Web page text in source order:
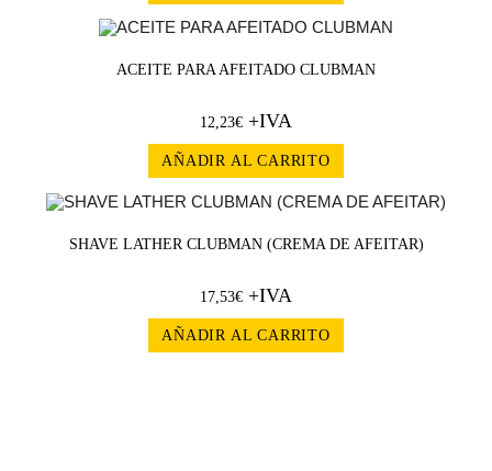
ACEITE PARA AFEITADO CLUBMAN
12,23€ +IVA
AÑADIR AL CARRITO
SHAVE LATHER CLUBMAN (CREMA DE AFEITAR)
17,53€ +IVA
AÑADIR AL CARRITO